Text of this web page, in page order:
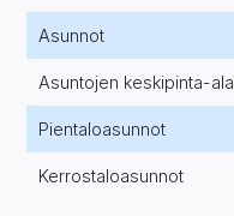
Asunnot
Asuntojen keskipinta-ala
Pientaloasunnot
Kerrostaloasunnot